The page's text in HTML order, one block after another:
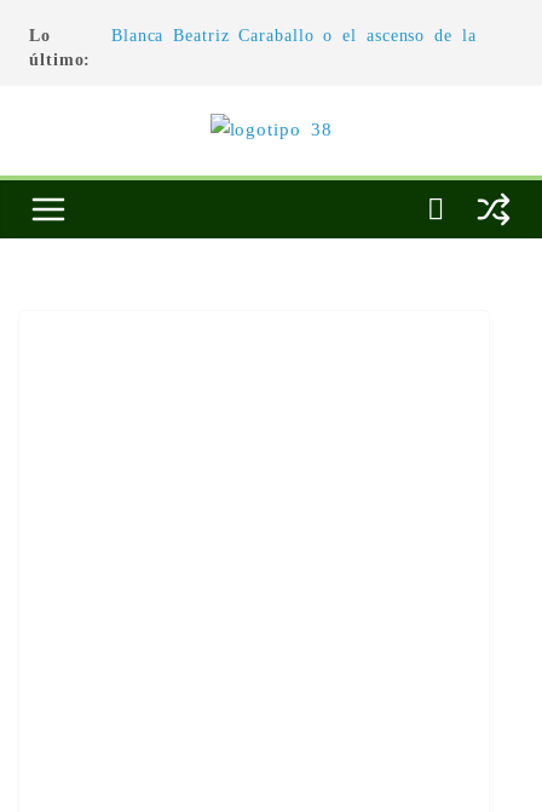
Lo
último:
Blanca Beatriz Caraballo o el ascenso de la
La Roldana: el descanso imposible de una
Utopías de un viajero